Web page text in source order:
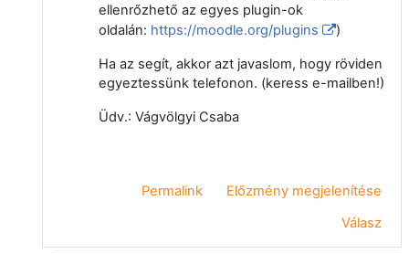
ellenrőzhető az egyes plugin-ok
oldalán: https://moodle.org/plugins )
Ha az segít, akkor azt javaslom, hogy röviden
egyeztessünk telefonon. (keress e-mailben!)
Üdv.: Vágvölgyi Csaba
Permalink
Előzmény megjelenítése
Válasz